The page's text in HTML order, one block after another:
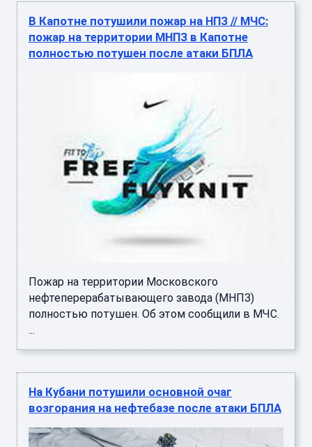
В Капотне потушили пожар на НПЗ // МЧС:
пожар на территории МНПЗ в Капотне
полностью потушен после атаки БПЛА
Пожар на территории Московского
нефтеперерабатывающего завода (МНПЗ)
полностью потушен. Об этом сообщили в МЧС.
...
На Кубани потушили основной очаг
возгорания на нефтебазе после атаки БПЛА